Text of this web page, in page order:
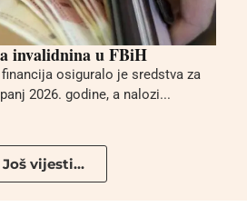
invalidnina u FBiH
osiguralo je sredstva za
2026. godine, a nalozi...
Još vijesti...